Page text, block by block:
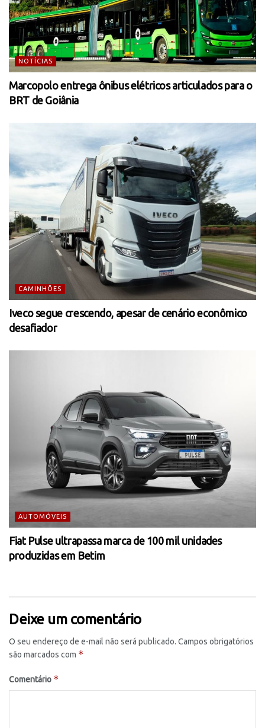
NOTÍCIAS
Marcopolo entrega ônibus elétricos articulados para o
BRT de Goiânia
CAMINHÕES
Iveco segue crescendo, apesar de cenário econômico
desafiador
AUTOMÓVEIS
Fiat Pulse ultrapassa marca de 100 mil unidades
produzidas em Betim
Deixe um comentário
O seu endereço de e-mail não será publicado. Campos obrigatórios
são marcados com *
Comentário *